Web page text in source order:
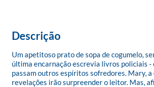
Descrição
Um apetitoso prato de sopa de cogumelo,
última encarnação escrevia livros policiais -
passam outros espíritos sofredores. Mary,
revelações irão surpreender o leitor. Mas,